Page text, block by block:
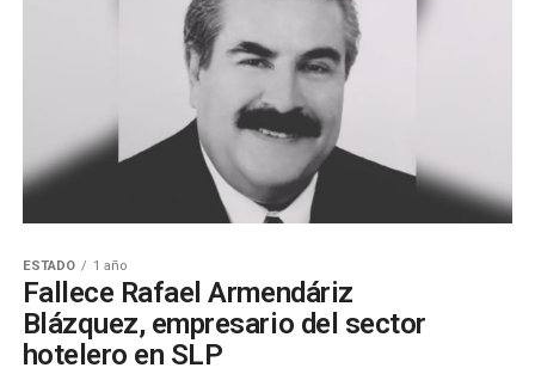
ESTADO 1 año
Fallece Rafael Armendáriz
Blázquez, empresario del sector
hotelero en SLP